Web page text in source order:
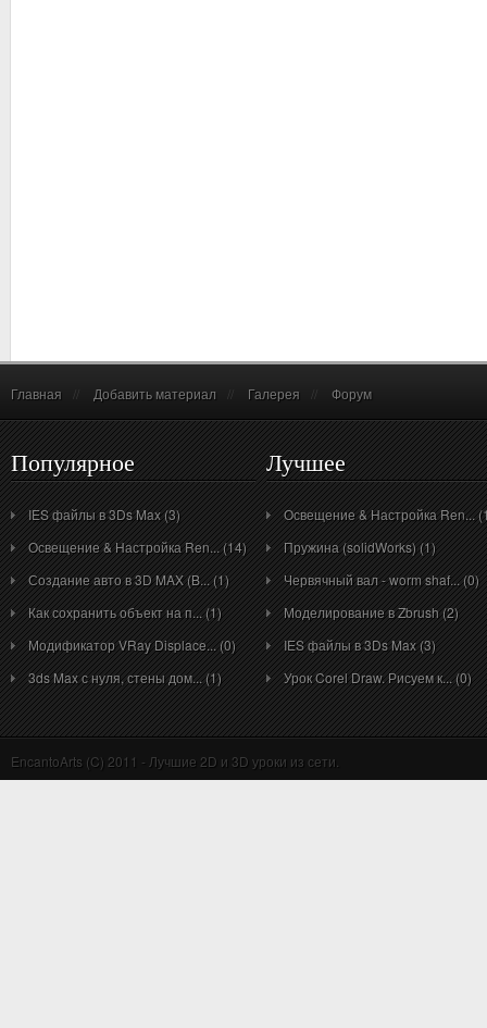
Главная Добавить материал Галерея Форум
Популярное
IES файлы в 3Ds Max (3)
Освещение & Настройка Ren... (14)
Создание авто в 3D MAX (B... (1)
Как сохранить объект на п... (1)
Модификатор VRay Displace... (0)
3ds Max с нуля, стены дом... (1)
Лучшее
Освещение & Настройка Ren...
Пружина (solidWorks) (1)
Червячный вал - worm shaf... (0)
Моделирование в Zbrush (2)
IES файлы в 3Ds Max (3)
Урок Corel Draw. Рисуем к... (0)
EncantoArts (C) 2011 - Лучшие 2D и 3D уроки из сети.